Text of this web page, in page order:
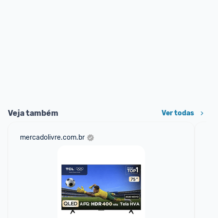
Veja também Ver todas
mercadolivre.com.br